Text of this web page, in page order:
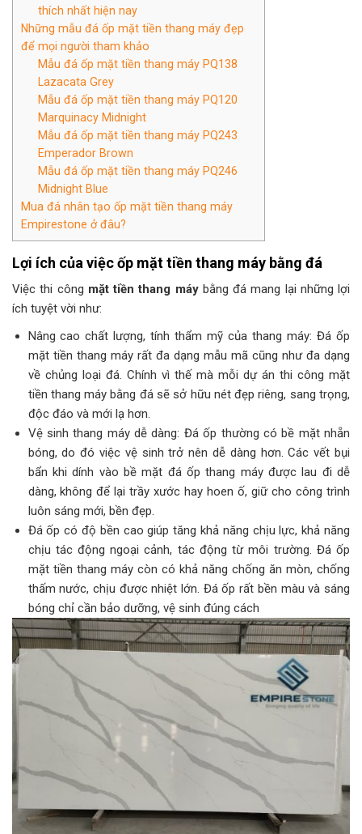
thích nhất hiện nay
Những mẫu đá ốp mặt tiền thang máy đẹp
để mọi người tham khảo
Mẫu đá ốp mặt tiền thang máy PQ138
Lazacata Grey
Mẫu đá ốp mặt tiền thang máy PQ120
Marquinacy Midnight
Mẫu đá ốp mặt tiền thang máy PQ243
Emperador Brown
Mẫu đá ốp mặt tiền thang máy PQ246
Midnight Blue
Mua đá nhân tạo ốp mặt tiền thang máy
Empirestone ở đâu?
Lợi ích của việc ốp mặt tiền thang máy bằng đá
Việc thi công mặt tiền thang máybằng đá mang lại những lợi
ích tuyệt vời như:
Nâng cao chất lượng, tính thẩm mỹ của thang máy: Đá ốp
mặt tiền thang máy rất đa dạng mẫu mã cũng như đa dạng
về chủng loại đá. Chính vì thế mà mỗi dự án thi công mặt
tiền thang máy bằng đá sẽ sở hữu nét đẹp riêng, sang trọng,
độc đáo và mới lạ hơn.
Vệ sinh thang máy dễ dàng: Đá ốp thường có bề mặt nhẵn
bóng, do đó việc vệ sinh trở nên dễ dàng hơn. Các vết bụi
bẩn khi dính vào bề mặt đá ốp thang máy được lau đi dễ
dàng, không để lại trầy xước hay hoen ố, giữ cho công trình
luôn sáng mới, bền đẹp.
Đá ốp có độ bền cao giúp tăng khả năng chịu lực, khả năng
chịu tác động ngoại cảnh, tác động từ môi trường. Đá ốp
mặt tiền thang máy còn có khả năng chống ăn mòn, chống
thấm nước, chịu được nhiệt lớn. Đá ốp rất bền màu và sáng
bóng chỉ cần bảo dưỡng, vệ sinh đúng cách